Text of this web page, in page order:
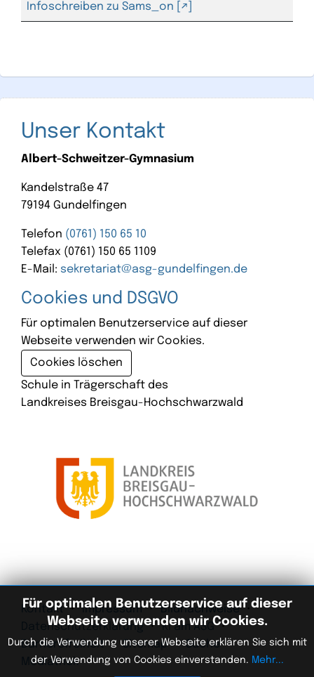
Infoschreiben zu Sams_on
Unser Kontakt
Albert-Schweitzer-Gymnasium
Kandelstraße 47
79194 Gundelfingen
Telefon (0761) 150 65 10
Telefax (0761) 150 65 1109
E-Mail: sekretariat@asg-gundelfingen.de
Cookies und DSGVO
Für optimalen Benutzerservice auf dieser
Webseite verwenden wir Cookies.
Cookies löschen
Für optimalen Benutzerservice auf dieser
Webseite verwenden wir Cookies.
Durch die Verwendung unserer Webseite erklären Sie sich mit
der Verwendung von Cookies einverstanden. Mehr...
Schule in Trägerschaft des
Landkreises Breisgau-Hochschwarzwald
Kontakt Impressum
Bildnachweise
Datenschutzerklärung
KI am ASG
Barrierefreiheit
Sitemap
Suche
Mediathek